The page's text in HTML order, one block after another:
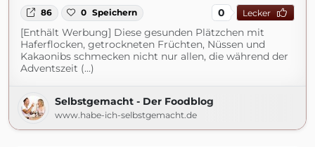
86 0 Speichern 0 Lecker
[Enthält Werbung] Diese gesunden Plätzchen mit
Haferflocken, getrockneten Früchten, Nüssen und
Kakaonibs schmecken nicht nur allen, die während der
Adventszeit (...)
Selbstgemacht - Der Foodblog
www.habe-ich-selbstgemacht.de